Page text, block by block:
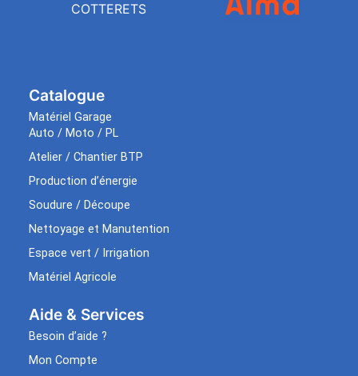
Catalogue
Matériel Garage
Auto / Moto / PL
Atelier / Chantier BTP
Production d’énergie
Soudure / Découpe
Nettoyage et Manutention
Espace vert / Irrigation
Matériel Agricole
Aide & Services​
Besoin d’aide ?
Mon Compte
COTTERETS